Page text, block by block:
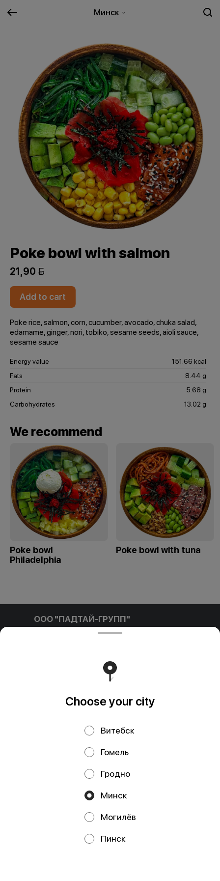
Минск
Poke bowl with salmon
21,90 
Add to cart
Poke rice, salmon, corn, cucumber, avocado, chuka salad,
edamame, ginger, nori, tobiko, sesame seeds, aioli sauce,
sesame sauce
Energy value
151.66 kcal
Fats
8.44 g
Protein
5.68 g
Carbohydrates
13.02 g
We recommend
Poke bowl
Philadelphia
Poke bowl with tuna
ООО "ПАДТАЙ-ГРУПП"
ООО "ПАДТАЙ-ГРУПП" УНП 192838954, РБ, Минская
Торговом реестре Республики Беларусь 18.01.2021г.
Foodpicásso
Privacy Policy
Public Offer
Choose your city
Витебск
Гомель
Гродно
Минск
Могилёв
Пинск